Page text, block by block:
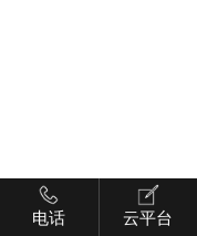
电话 云平台